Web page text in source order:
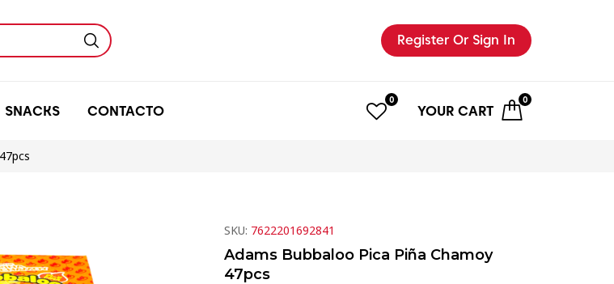
Register Or Sign In
SNACKS CONTACTO
0 0
YOUR CART
SKU: 7622201692841
Adams Bubbaloo Pica Piña Chamoy
47pcs